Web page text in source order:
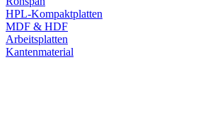
HPL-Kompaktplatten
MDF & HDF
Arbeitsplatten
Kantenmaterial